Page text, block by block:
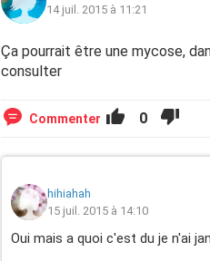
14 juil. 2015 à 11:21
Ça pourrait être une mycose,
consulter
Commenter 0
hihiahah
15 juil. 2015 à 14:10
Oui mais a quoi c'est du je n'ai